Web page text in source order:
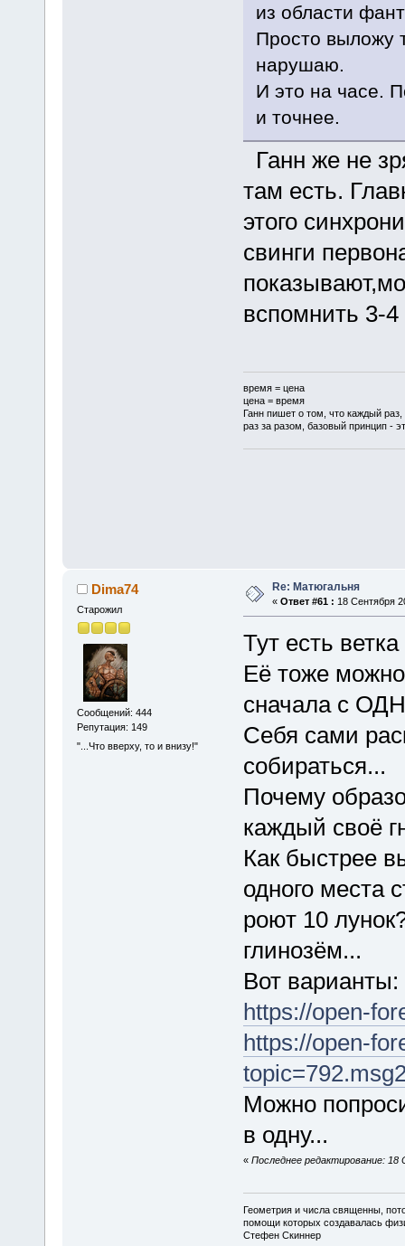
из области
Просто выложу
нарушаю.
И это на часе.
и точнее.
Ганн же не
там есть.
этого
свинги
вспомнить 3-
время = цена
цена = время
Ганн пишет о том, что каждый
раз за разом, базовый принцип -
Dima74
Старожил
Сообщений: 444
Репутация: 149
"...Что вверху, то и внизу!"
Re: Матюгальня
« Ответ #61 : 18 Сентября
Тут есть
Её тоже
сначала с
Себя сами
собираться...
Почему
каждый своё
Как быстрее
одного места
роют 10
глинозём...
Вот варианты:
https://open-
https://open-
Можно
в одну...
« Последнее редактирование: 18
Геометрия и числа священны,
помощи которых создавалась
Стефен Скиннер